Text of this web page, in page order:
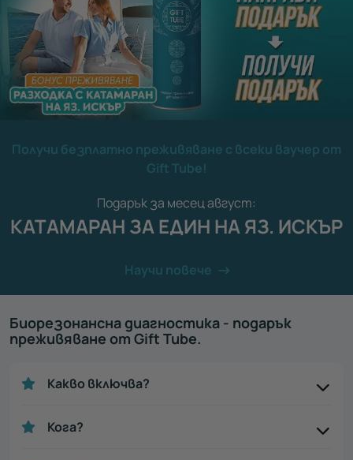
Получи безплатно преживяване с всеки ваучер от
Gift Tube!
Подарък за месец август:
КАТАМАРАН ЗА ЕДИН НА ЯЗ. ИСКЪР
Научи повече
Биорезонансна диагностика - подарък
преживяване от Gift Tube.
Какво включва?
Кога?